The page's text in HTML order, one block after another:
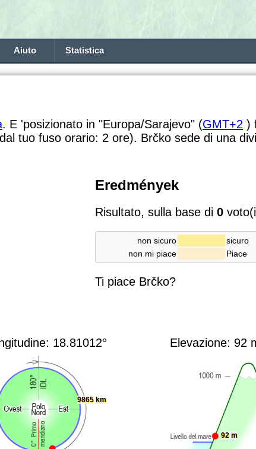
Aiuto Statistica
. E 'posizionato in "Europa/Sarajevo" (GMT+2 )
tuo fuso orario: 2 ore). Brčko sede di una
Eredmények
Risultato, sulla base di0
non sicuro
sicuro
non mi piace
Piace
Ti piace Brčko?
18.81012°
9865 km
Elevazione: 92
92 m